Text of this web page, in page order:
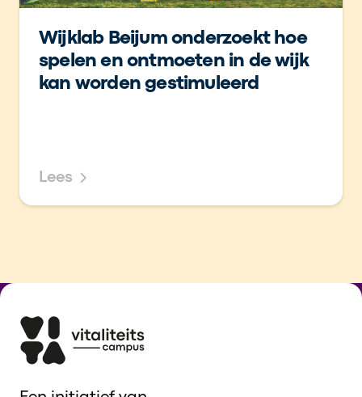
Wijklab Beijum onderzoekt hoe
spelen en ontmoeten in de wijk
kan worden gestimuleerd
Lees